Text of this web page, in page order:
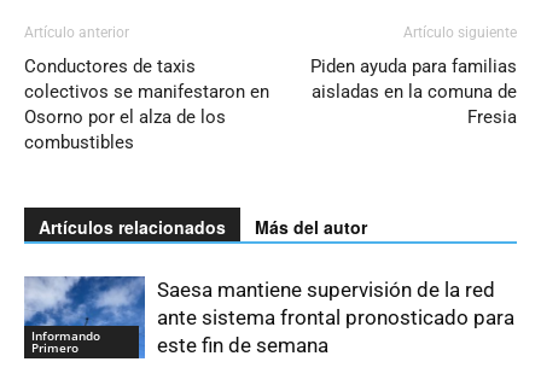
Artículo anterior
Conductores de taxis
colectivos se manifestaron en
Osorno por el alza de los
combustibles
Artículo siguiente
Piden ayuda para familias
aisladas en la comuna de
Fresia
Artículos relacionados Más del autor
Informando
Primero
Saesa mantiene supervisión de la red
ante sistema frontal pronosticado para
este fin de semana